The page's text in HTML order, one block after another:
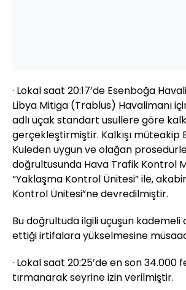
· Lokal saat 20:17’de Esenboğa
Libya Mitiga (Trablus) Havalimanı
adlı uçak standart usullere göre
gerçekleştirmiştir. Kalkışı müteakip
Kuleden uygun ve olağan
doğrultusunda Hava Trafik Kontrol
“Yaklaşma Kontrol Ünitesi” ile,
Kontrol Ünitesi”ne devredilmiştir.
Bu doğrultuda ilgili uçuşun
ettiği irtifalara yükselmesine
· Lokal saat 20:25’de en son 34.000
tırmanarak seyrine izin verilmiştir.